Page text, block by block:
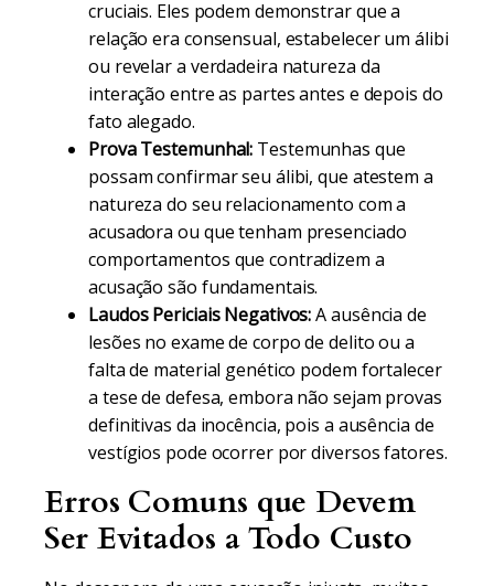
cruciais. Eles podem demonstrar que a
relação era consensual, estabelecer um álibi
ou revelar a verdadeira natureza da
interação entre as partes antes e depois do
fato alegado.
Prova Testemunhal: Testemunhas que
possam confirmar seu álibi, que atestem a
natureza do seu relacionamento com a
acusadora ou que tenham presenciado
comportamentos que contradizem a
acusação são fundamentais.
Laudos Periciais Negativos:A ausência de
lesões no exame de corpo de delito ou a
falta de material genético podem fortalecer
a tese de defesa, embora não sejam provas
definitivas da inocência, pois a ausência de
vestígios pode ocorrer por diversos fatores.
Erros Comuns que Devem
Ser Evitados a Todo Custo